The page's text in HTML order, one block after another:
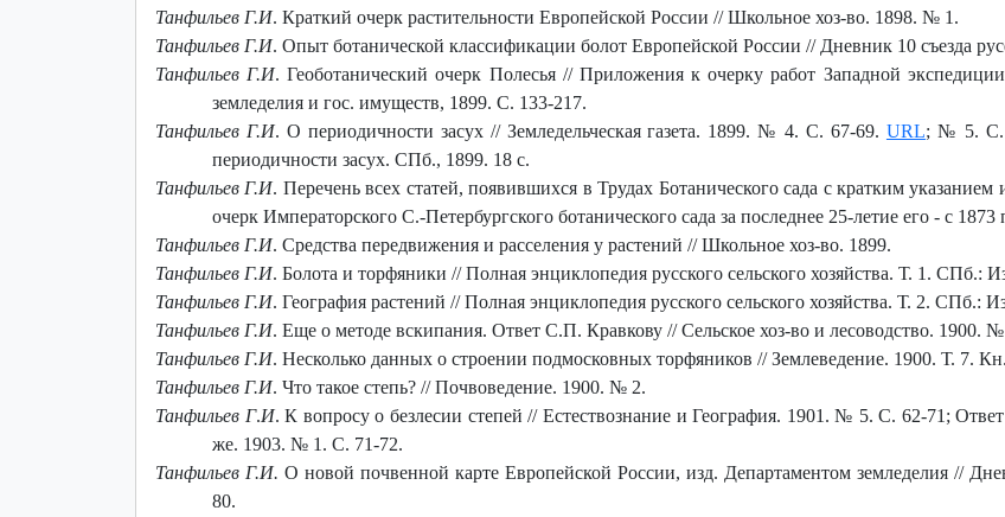
Танфильев Г.И. Краткий очерк растительности Европейской России // Школьное хоз-во. 1898. № 1.
Танфильев Г.И. Опыт ботанической классификации болот Европейской России // Дневник 10 съезда
Танфильев Г.И. Геоботанический очерк Полесья // Приложения к очерку работ Западной
земледелия и гос. имуществ, 1899. С. 133-217.
Танфильев Г.И. О периодичности засух // Земледельческая газета. 1899. № 4. С. 67-69. URL; № 5. С.
периодичности засух. СПб., 1899. 18 с.
Танфильев Г.И. Перечень всех статей, появившихся в Трудах Ботанического сада с кратким
очерк Императорского С.-Петербургского ботанического сада за последнее 25-летие его - с
Танфильев Г.И. Средства передвижения и расселения у растений // Школьное хоз-во. 1899.
Танфильев Г.И. Болота и торфяники // Полная энциклопедия русского сельского хозяйства. Т. 1. СПб.:
Танфильев Г.И. География растений // Полная энциклопедия русского сельского хозяйства. Т. 2. СПб.:
Танфильев Г.И. Еще о методе вскипания. Ответ С.П. Кравкову // Сельское хоз-во и лесоводство. 1900.
Танфильев Г.И. Несколько данных о строении подмосковных торфяников // Землеведение. 1900. Т. 7.
Танфильев Г.И. Что такое степь? // Почвоведение. 1900. № 2.
Танфильев Г.И. К вопросу о безлесии степей // Естествознание и География. 1901. № 5. С. 62-71;
же. 1903. № 1. С. 71-72.
Танфильев Г.И. О новой почвенной карте Европейской России, изд. Департаментом земледелия //
80.